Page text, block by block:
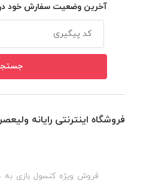
آخرین وضعیت سفارش خود
فروشگاه اینترنتی رایانه
فروش ویژه کنسول بازی به